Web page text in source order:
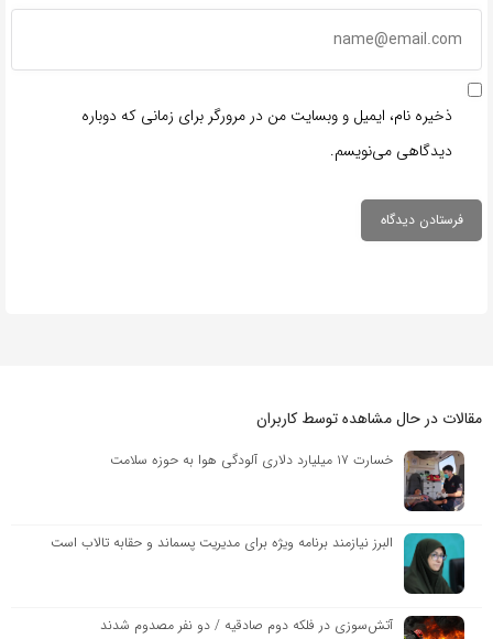
ذخیره نام، ایمیل و وبسایت من در مرورگر برای زمانی که دوباره
دیدگاهی می‌نویسم.
مقالات در حال مشاهده توسط کاربران
خسارت ۱۷ میلیارد دلاری آلودگی هوا به حوزه سلامت
البرز نیازمند برنامه ویژه برای مدیریت پسماند و حقابه تالاب است
آتش‌سوزی در فلکه دوم صادقیه / دو نفر مصدوم شدند